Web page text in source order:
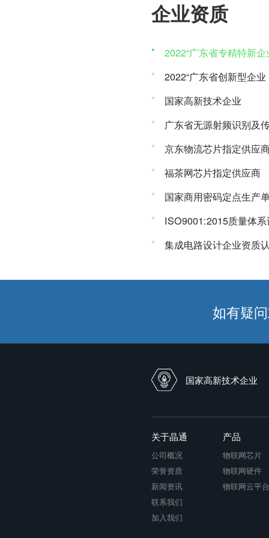
企业资质
2022“广东省专精特新企
2022“广东省创新型企业
国家高新技术企业
广东省无源射频识别及
京东物流芯片指定供应
福茶网芯片指定供应商
国家商用密码定点生产
ISO9001:2015质量体
集成电路设计企业资质
如有疑
国家高新技术企业
关于晶通
公司概况
荣誉资质
新闻资讯
联系我们
加入我们
产品
物联网芯片
物联网硬件
物联网云平台